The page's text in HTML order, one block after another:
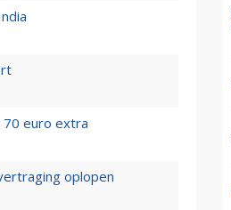
euro extra
oplopen